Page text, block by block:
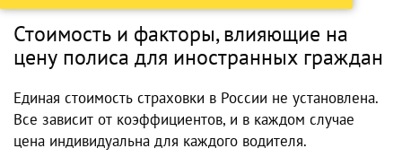
Стоимость и факторы, влияющие на
цену полиса для иностранных граждан
Единая стоимость страховки в России не установлена.
Все зависит от коэффициентов, и в каждом случае
цена индивидуальна для каждого водителя.